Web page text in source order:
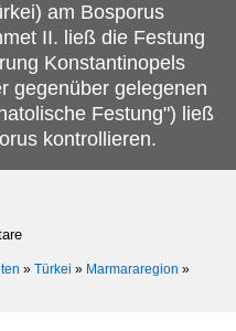
am Bosporus
II. ließ die Festung
Konstantinopels
gegenüber gelegenen
Festung") ließ
kontrollieren.
» Türkei » Marmararegion »